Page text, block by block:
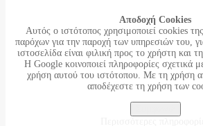
Aποδοχή Cookies
Αυτός ο ιστότοπος χρησιμοποιεί cookies
παρόχων για την παροχή των υπηρεσιών του,
ιστοσελίδα είναι φιλική προς το χρήστη και
Η Google κοινοποιεί πληροφορίες σχετικά
χρήση αυτού του ιστότοπου. Με τη χρήση
αποδέχεστε τη χρήση των